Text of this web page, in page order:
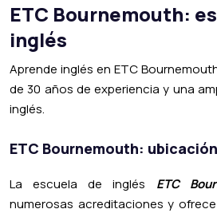
ETC Bournemouth:
inglés
Aprende inglés en ETC
de 30 años de experiencia y una
inglés.
ETC Bournemouth:
La escuela de inglés ETC
numerosas acreditaciones y